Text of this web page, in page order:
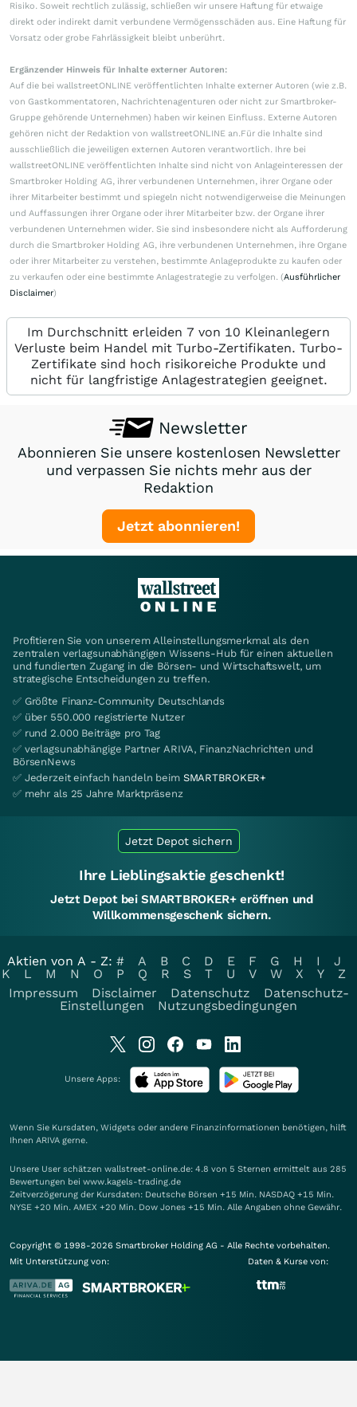
Risiko. Soweit rechtlich zulässig, schließen wir unsere Haftung für etwaige
direkt oder indirekt damit verbundene Vermögensschäden aus. Eine Haftung für
Vorsatz oder grobe Fahrlässigkeit bleibt unberührt.
Ergänzender Hinweis für Inhalte externer Autoren:
Auf die bei wallstreetONLINE veröffentlichten Inhalte externer Autoren (wie z.B.
von Gastkommentatoren, Nachrichtenagenturen oder nicht zur Smartbroker-
Gruppe gehörende Unternehmen) haben wir keinen Einfluss. Externe Autoren
gehören nicht der Redaktion von wallstreetONLINE an.Für die Inhalte sind
ausschließlich die jeweiligen externen Autoren verantwortlich. Ihre bei
wallstreetONLINE veröffentlichten Inhalte sind nicht von Anlageinteressen der
Smartbroker Holding AG, ihrer verbundenen Unternehmen, ihrer Organe oder
ihrer Mitarbeiter bestimmt und spiegeln nicht notwendigerweise die Meinungen
und Auffassungen ihrer Organe oder ihrer Mitarbeiter bzw. der Organe ihrer
verbundenen Unternehmen wider. Sie sind insbesondere nicht als Aufforderung
durch die Smartbroker Holding AG, ihre verbundenen Unternehmen, ihre Organe
oder ihrer Mitarbeiter zu verstehen, bestimmte Anlageprodukte zu kaufen oder
zu verkaufen oder eine bestimmte Anlagestrategie zu verfolgen. (Ausführlicher
Disclaimer)
Im Durchschnitt erleiden 7 von 10 Kleinanlegern
Verluste beim Handel mit Turbo-Zertifikaten. Turbo-
Zertifikate sind hoch risikoreiche Produkte und
nicht für langfristige Anlagestrategien geeignet.
Newsletter
Abonnieren Sie unsere kostenlosen Newsletter
und verpassen Sie nichts mehr aus der
Redaktion
Jetzt abonnieren!
Profitieren Sie von unserem Alleinstellungsmerkmal als den
zentralen verlagsunabhängigen Wissens-Hub für einen aktuellen
und fundierten Zugang in die Börsen- und Wirtschaftswelt, um
strategische Entscheidungen zu treffen.
✅ Größte Finanz-Community Deutschlands
✅ über 550.000 registrierte Nutzer
✅ rund 2.000 Beiträge pro Tag
✅ verlagsunabhängige Partner ARIVA, FinanzNachrichten und
BörsenNews
✅ Jederzeit einfach handeln beim SMARTBROKER+
✅ mehr als 25 Jahre Marktpräsenz
Jetzt Depot sichern
Ihre Lieblingsaktie geschenkt!
Jetzt Depot bei SMARTBROKER+ eröffnen und
Willkommensgeschenk sichern.
Aktien von A - Z: # A B C D E F G H I
J
K
L M N O P Q R S T U V W X Y
Z
Impressum
Disclaimer Datenschutz
Datenschutz-
Einstellungen
Nutzungsbedingungen
Unsere Apps:
Wenn Sie Kursdaten, Widgets oder andere Finanzinformationen benötigen, hilft
Ihnen ARIVA gerne.
Unsere User schätzen wallstreet-online.de: 4.8 von 5 Sternen ermittelt aus 285
Bewertungen bei www.kagels-trading.de
Zeitverzögerung der Kursdaten: Deutsche Börsen +15 Min. NASDAQ +15 Min.
NYSE +20 Min. AMEX +20 Min. Dow Jones +15 Min. Alle Angaben ohne Gewähr.
Copyright © 1998-2026 Smartbroker Holding AG - Alle Rechte vorbehalten.
Mit Unterstützung von:
Daten & Kurse von: